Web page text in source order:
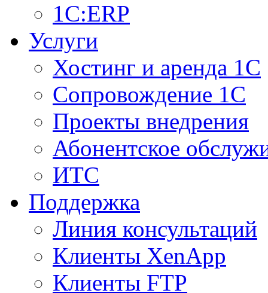
1C:ERP
Услуги
Хостинг и аренда 1С
Сопровождение 1С
Проекты внедрения
Абонентское
ИТС
Поддержка
Линия консультаций
Клиенты XenApp
Клиенты FTP